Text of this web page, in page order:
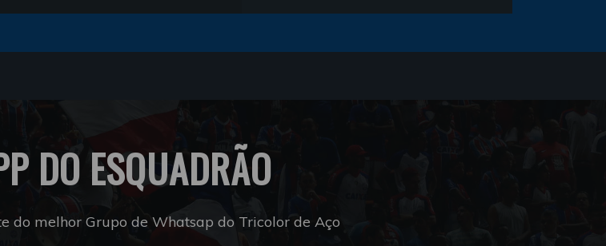
DO ESQUADRÃO
do melhor Grupo de Whatsap do Tricolor de Aço